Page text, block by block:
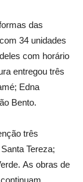
das
34 unidades
com horário
entregou três
Edna
Bento.
três
Tereza;
As obras de